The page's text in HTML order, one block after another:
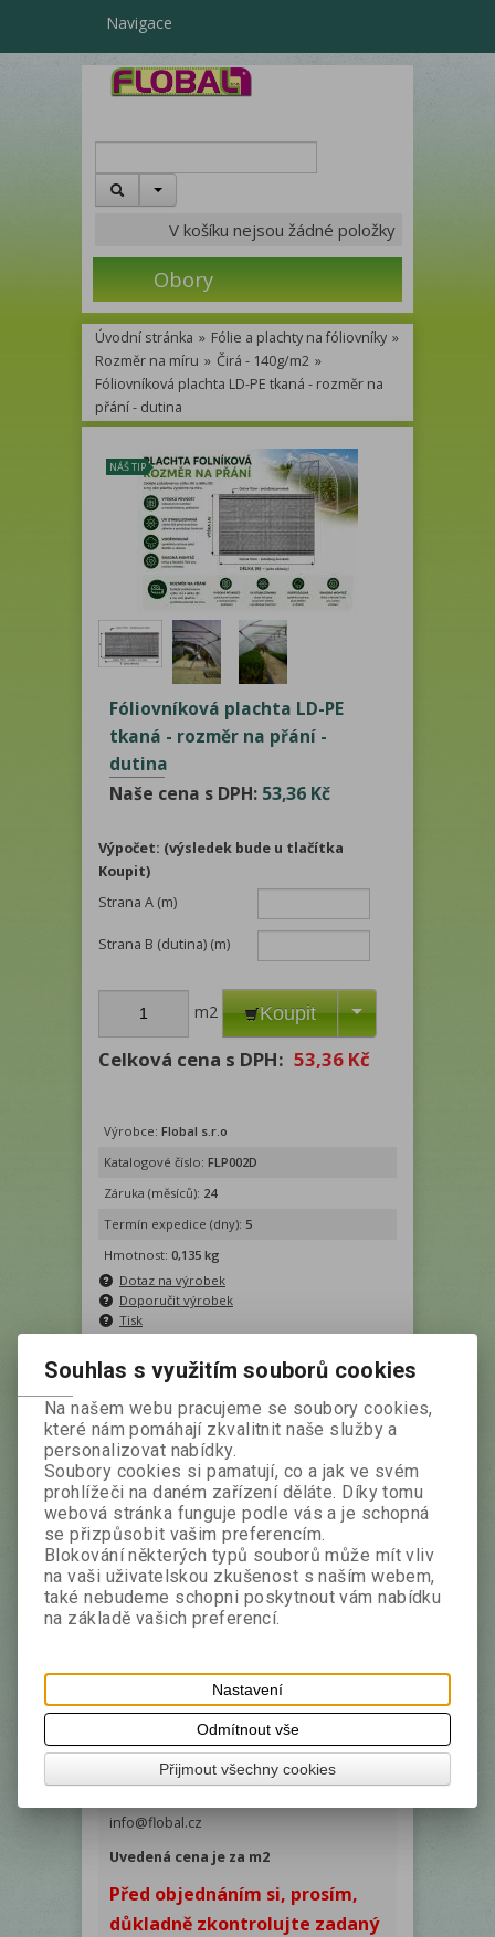
Navigace
V košíku nejsou žádné položky
Obory
Úvodní stránka » Fólie a plachty na fóliovníky »
Rozměr na míru » Čirá - 140g/m2 »
Fóliovníková plachta LD-PE tkaná - rozměr na
přání - dutina
NÁŠ TIP
Fóliovníková plachta LD-PE
tkaná - rozměr na přání -
dutina
Naše cena s DPH: 53,36 Kč
Výpočet: (výsledek bude u tlačítka
Koupit)
Strana A (m)
Strana B (dutina) (m)
m2 Koupit
Celková cena s DPH: 53,36 Kč
Výrobce: Flobal s.r.o
Katalogové číslo: FLP002D
Záruka (měsíců): 24
Termín expedice (dny): 5
Hmotnost: 0,135 kg
Dotaz na výrobek
Doporučit výrobek
Tisk
Fólie je opatřena zesílenou UV
stabilizací.
Folie je svařená na danou šířku z pásů 2
m. Povolená rozměrová odchylka +- 2%
Fólie je svařitelná teplem.
Dutina - ohyb 10cm - šíře dutiny cca 6cm
Podrobný popis Parametry
Odkazy k výrobku
se zadávají v metrech (např. 325cm=3,25)
Pokud máte nějaké přání napište nám v
sekci Pokladna v poznámce svoje
požadavky.
Též si můžete stáhnout nákres a po
info@flobal.cz
Uvedená cena je za m2
Před objednáním si, prosím,
důkladně zkontrolujte zadaný
Souhlas s využitím souborů cookies
Na našem webu pracujeme se soubory cookies,
které nám pomáhají zkvalitnit naše služby a
personalizovat nabídky.
Soubory cookies si pamatují, co a jak ve svém
prohlížeči na daném zařízení děláte. Díky tomu
webová stránka funguje podle vás a je schopná
se přizpůsobit vašim preferencím.
Blokování některých typů souborů může mít vliv
na vaši uživatelskou zkušenost s naším webem,
také nebudeme schopni poskytnout vám nabídku
na základě vašich preferencí.
Nastavení
Odmítnout vše
Přijmout všechny cookies